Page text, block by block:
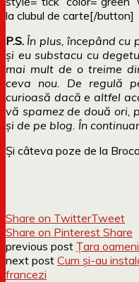
la clubul de carte[/button]
P.S. În plus, începând cu
și eu substacu cu
mai mult de o treime
ceva nou. De regulă
curioasă dacă e altfel
vă spamez de două ori,
și de pe blog. În
Și câteva poze de la
Share on TwitterTweet
Share on Pinterest Share
previous post Țara
next post Cum și-au
francezi